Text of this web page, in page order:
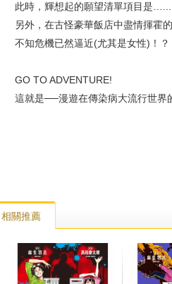
此時，輝想起的願望清單項目是…...
另外，在古怪豪華飯店中盡情揮霍的
不知危機已然逼近(尤其是女性)！？
GO TO ADVENTURE!
這就是──漫遊在傳染病大流行世界
相關推薦